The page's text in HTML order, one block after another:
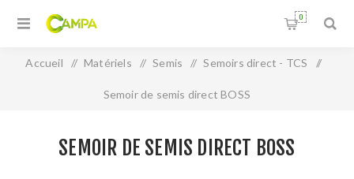
0
Accueil / Matériels / Semis / Semoirs direct - TCS /
Semoir de semis direct BOSS
SEMOIR DE SEMIS DIRECT BOSS